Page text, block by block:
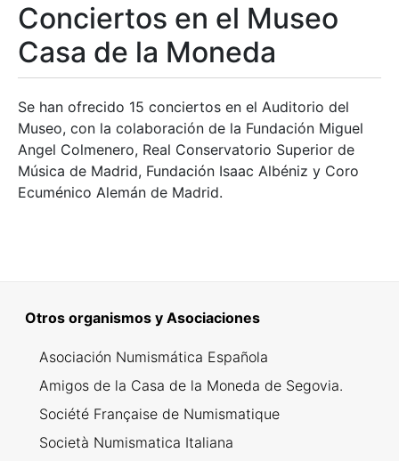
Conciertos en el Museo
Casa de la Moneda
Se han ofrecido 15 conciertos en el Auditorio del
Museo, con la colaboración de la Fundación Miguel
Angel Colmenero, Real Conservatorio Superior de
Música de Madrid, Fundación Isaac Albéniz y Coro
Ecuménico Alemán de Madrid.
Otros organismos y Asociaciones
Asociación Numismática Española
Amigos de la Casa de la Moneda de Segovia.
Société Française de Numismatique
Società Numismatica Italiana